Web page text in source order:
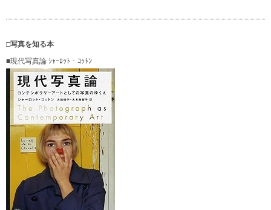
□写真を知る本
■現代写真論 ｼｬｰﾛｯﾄ・ｺｯﾄﾝ